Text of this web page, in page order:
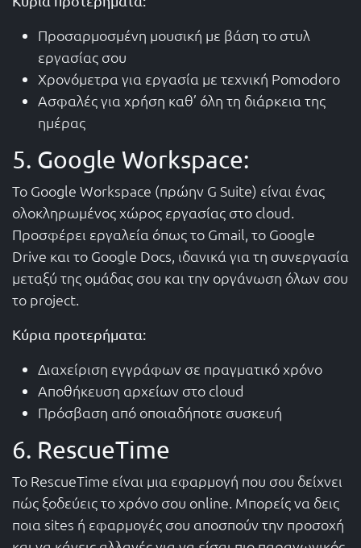
Προσαρμοσμένη μουσική με βάση το στυλ
εργασίας σου
Χρονόμετρα για εργασία με τεχνική Pomodoro
Ασφαλές για χρήση καθ’ όλη τη διάρκεια της
ημέρας
5. Google Workspace:
Το Google Workspace (πρώην G Suite) είναι ένας
ολοκληρωμένος χώρος εργασίας στο cloud.
Προσφέρει εργαλεία όπως το Gmail, το Google
Drive και το Google Docs, ιδανικά για τη συνεργασία
μεταξύ της ομάδας σου και την οργάνωση όλων σου
το project.
Κύρια προτερήματα:
Διαχείριση εγγράφων σε πραγματικό χρόνο
Αποθήκευση αρχείων στο cloud
Πρόσβαση από οποιαδήποτε συσκευή
6. RescueTime
Το RescueTime είναι μια εφαρμογή που σου δείχνει
πώς ξοδεύεις το χρόνο σου online. Μπορείς να δεις
ποια sites ή εφαρμογές σου αποσπούν την προσοχή